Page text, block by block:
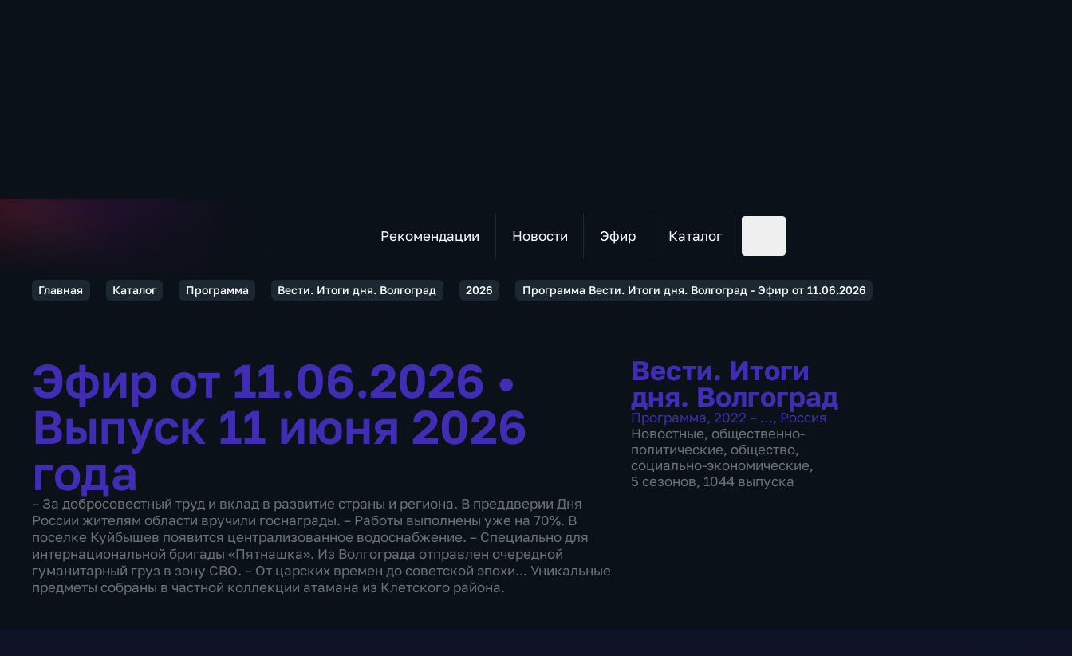
Рекомендации Новости Эфир Каталог
Главная Каталог Программа Вести. Итоги дня. Волгоград 2026 Программа Вести. Итоги дня. Волгоград - Эфир от 11.06.2026
Эфир от 11.06.2026 •
Выпуск 11 июня 2026
года
– За добросовестный труд и вклад в развитие страны и региона. В преддверии Дня
России жителям области вручили госнаграды. – Работы выполнены уже на 70%. В
поселке Куйбышев появится централизованное водоснабжение. – Специально для
интернациональной бригады «Пятнашка». Из Волгограда отправлен очередной
гуманитарный груз в зону СВО. – От царских времен до советской эпохи... Уникальные
предметы собраны в частной коллекции атамана из Клетского района.
Вести. Итоги
дня. Волгоград
Программа, 2022 – …, Россия
Новостные, общественно-
политические, общество,
социально-экономические,
5 сезонов, 1044 выпуска